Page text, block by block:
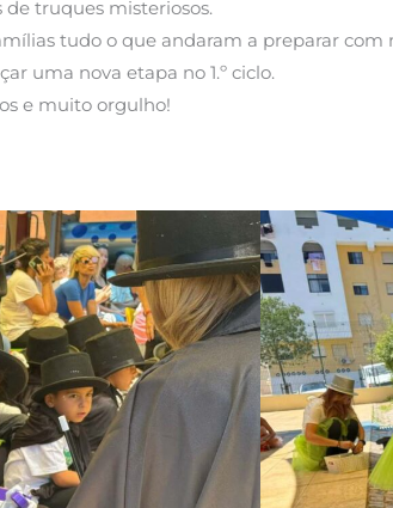
truques misteriosos.
tudo o que andaram a preparar
uma nova etapa no 1.º ciclo.
e muito orgulho!